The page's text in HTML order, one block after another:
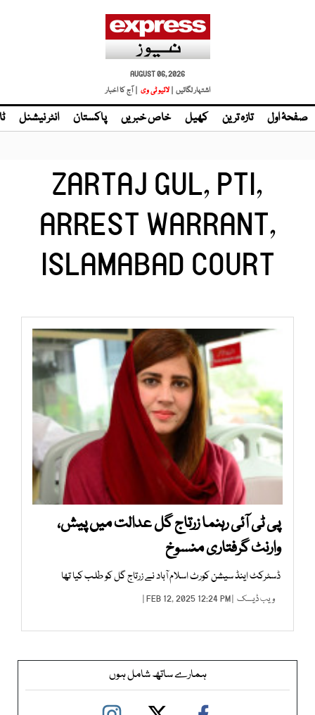
AUGUST 06, 2026
اشتہار لگائیں |
| آج کا اخبار
صفحۂ اول تازہ ترین کھیل خاص خبریں پاکستان انٹر نیشنل
ZARTAJ GUL, PTI,
ARREST WARRANT,
ISLAMABAD COURT
پی ٹی آئی رہنما زرتاج گل عدالت میں پیش،
وارنٹ گرفتاری منسوخ
ڈسٹرکٹ اینڈ سیشن کورٹ اسلام آباد نے زرتاج گل کو طلب کیا تھا
ویب ڈیسک | FEB 12, 2025 12:24 PM |
ہمارے ساتھ شامل ہوں